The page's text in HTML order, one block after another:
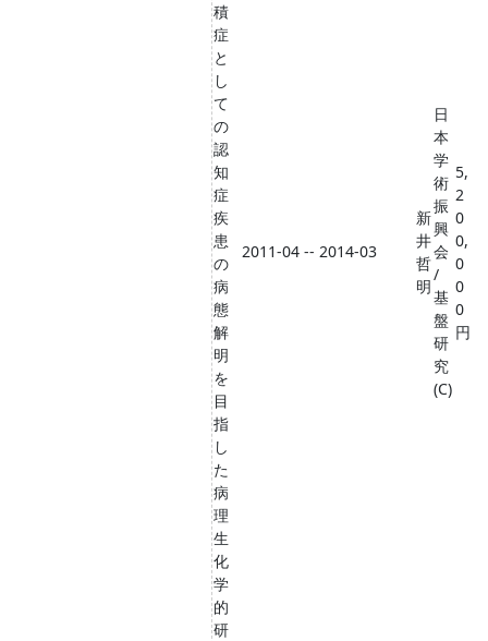
積
症
と
し
て
の
認
知
症
疾
患
の
病
態
解
明
を
目
指
し
た
病
理
生
化
学
的
研
2011-04 -- 2014-03
新
井
哲
明
日
本
学
術
振
興
会
/
基
盤
研
究
(C)
5,
2
0
0,
0
0
0
円